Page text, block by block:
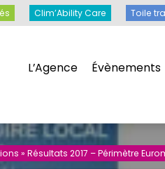
L’Agence Évènements
Clim’Ability Care Toile
clés Clim’Ability Care
» Résultats 2017 – Périmètre